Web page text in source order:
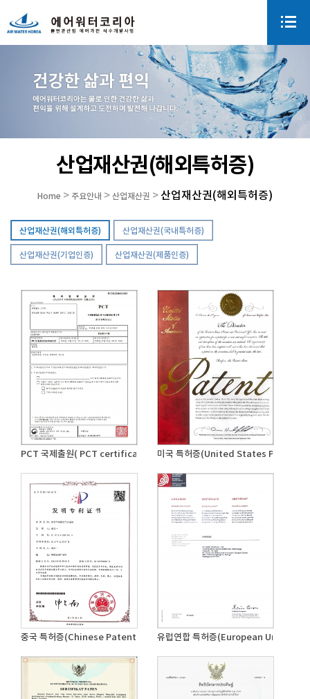
산업재산권(해외특허증)
Home > 주요안내 > 산업재산권 > 산업재산권(해외특허증)
산업재산권(해외특허증) 산업재산권(국내특허증)
산업재산권(기업인증) 산업재산권(제품인증)
PCT 국제출원( PCT certificate) 미국 특허증(United States Patent
중국 특허증(Chinese Patent Certificate)유럽연합 특허증(European Union